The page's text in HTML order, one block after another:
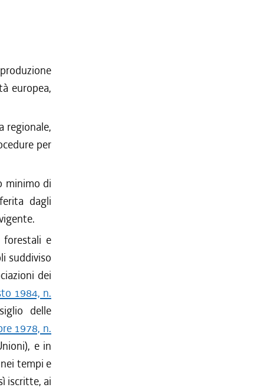
europea,
regionale,
per
minimo di
dagli
forestali e
suddiviso
dei
1984, n.
delle
1978, n.
e in
tempi e
iscritte, ai